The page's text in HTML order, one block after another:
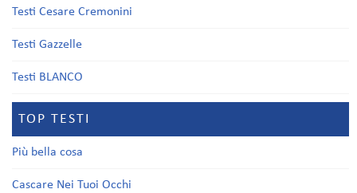
Testi Cesare Cremonini
Testi Gazzelle
Testi BLANCO
TOP TESTI
Più bella cosa
Cascare Nei Tuoi Occhi